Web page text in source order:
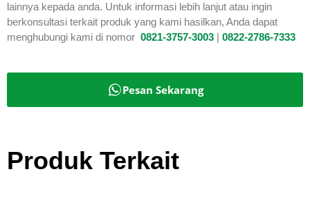
lainnya kepada anda. Untuk informasi lebih lanjut atau ingin
berkonsultasi terkait produk yang kami hasilkan, Anda dapat
menghubungi kami di nomor 0821-3757-3003 | 0822-2786-7333
Pesan Sekarang
Produk Terkait